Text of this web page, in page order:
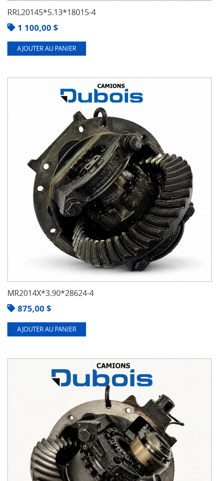
RRL20145*5.13*18015-4
1 100,00 $
AJOUTER AU PANIER
MR2014X*3.90*28624-4
875,00 $
AJOUTER AU PANIER